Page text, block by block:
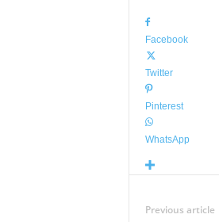
Facebook
Twitter
Pinterest
WhatsApp
Previous article